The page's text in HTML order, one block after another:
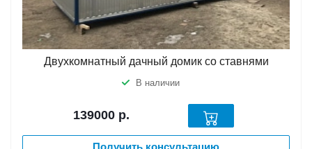
Двухкомнатный дачный домик со ставнями
В наличии
139000 р.
Получить консультацию